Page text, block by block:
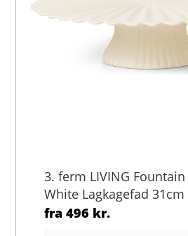
3. ferm LIVING
White Lagkagefad 31cm
fra496 kr.